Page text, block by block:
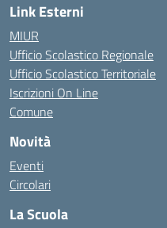
Link Esterni
MIUR
Ufficio Scolastico Regionale
Ufficio Scolastico Territoriale
Iscrizioni On Line
Comune
Novità
Eventi
Circolari
La Scuola